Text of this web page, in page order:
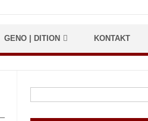
GENO | DITION KONTAKT
Suchen